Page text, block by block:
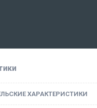
ХАРАКТЕРИСТИКИ